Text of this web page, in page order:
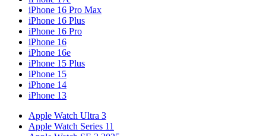
iPhone 16 Pro Max
iPhone 16 Plus
iPhone 16 Pro
iPhone 16
iPhone 16e
iPhone 15 Plus
iPhone 15
iPhone 14
iPhone 13
Apple Watch Ultra 3
Apple Watch Series 11